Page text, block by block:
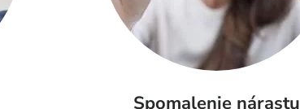
Spomalenie nárastu